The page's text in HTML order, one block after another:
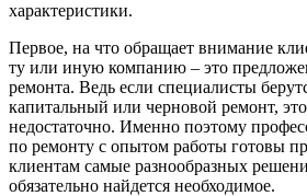
характеристики.
Первое, на что обращает внимание
ту или иную компанию – это
ремонта. Ведь если специалисты
капитальный или черновой ремонт,
недостаточно. Именно поэтому
по ремонту с опытом работы готовы
клиентам самые разнообразных
обязательно найдется необходимое.